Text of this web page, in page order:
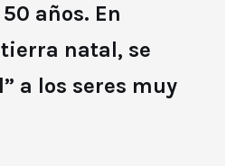
años. En
natal, se
a los seres muy